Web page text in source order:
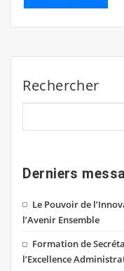
Rechercher
Derniers
Le Pouvoir de
l’Avenir Ensemble
Formation de
l’Excellence